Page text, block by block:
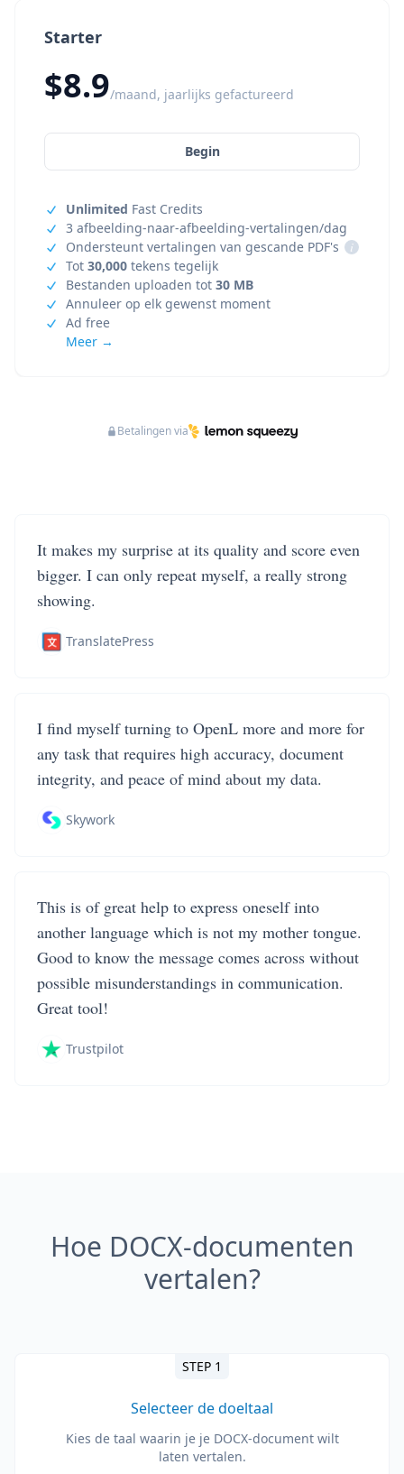
Starter
$8.9/maand, jaarlijks gefactureerd
Begin
Unlimited Fast Credits
3 afbeelding-naar-afbeelding-vertalingen/dag
Ondersteunt vertalingen van gescande PDF's
i
Tot 30,000 tekens tegelijk
Bestanden uploaden tot 30 MB
Annuleer op elk gewenst moment
Ad free
Meer →
Betalingen via
It makes my surprise at its quality and score even
bigger. I can only repeat myself, a really strong
showing.
TranslatePress
I find myself turning to OpenL more and more for
any task that requires high accuracy, document
integrity, and peace of mind about my data.
Skywork
This is of great help to express oneself into
another language which is not my mother tongue.
Good to know the message comes across without
possible misunderstandings in communication.
Great tool!
Trustpilot
Hoe DOCX-documenten
vertalen?
STEP 1
Selecteer de doeltaal
Kies de taal waarin je je DOCX-document wilt
laten vertalen.